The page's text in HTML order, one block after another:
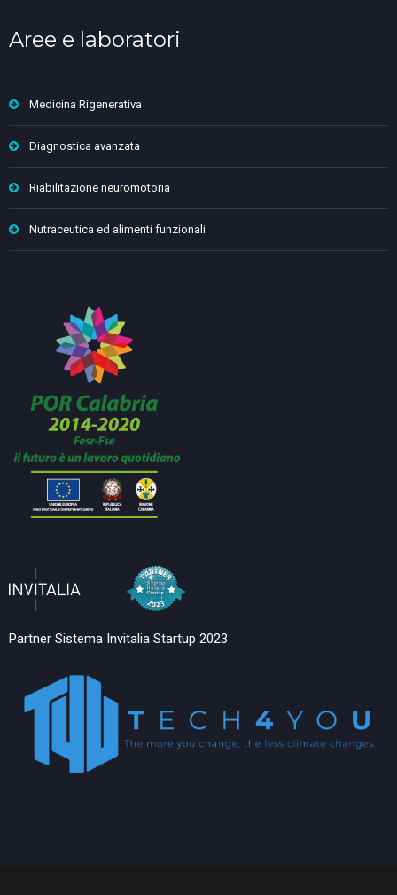
Aree e laboratori
Medicina Rigenerativa
Diagnostica avanzata
Riabilitazione neuromotoria
Nutraceutica ed alimenti funzionali
Partner Sistema Invitalia Startup 2023